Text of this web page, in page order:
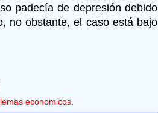
padecía de depresión debido
no obstante, el caso está bajo
economicos.